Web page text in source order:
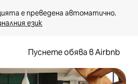
език
Пуснете обява в Airbnb